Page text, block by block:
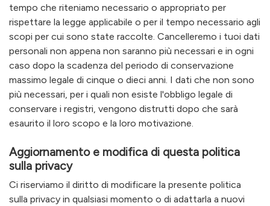
tempo che riteniamo necessario o appropriato per
rispettare la legge applicabile o per il tempo necessario agli
scopi per cui sono state raccolte. Cancelleremo i tuoi dati
personali non appena non saranno più necessari e in ogni
caso dopo la scadenza del periodo di conservazione
massimo legale di cinque o dieci anni. I dati che non sono
più necessari, per i quali non esiste l'obbligo legale di
conservare i registri, vengono distrutti dopo che sarà
esaurito il loro scopo e la loro motivazione.
Aggiornamento e modifica di questa politica
sulla privacy
Ci riserviamo il diritto di modificare la presente politica
sulla privacy in qualsiasi momento o di adattarla a nuovi